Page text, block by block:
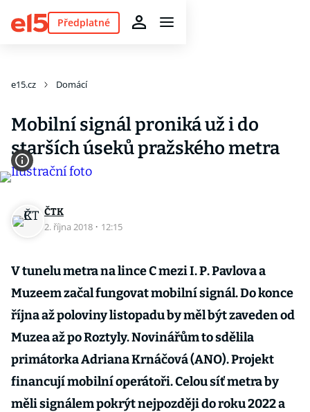
Předplatné
e15.cz Domácí
Mobilní signál proniká už i do
starších úseků pražského metra
ČTK
2. října 2018 · 12:15
V tunelu metra na lince C mezi I. P. Pavlova a
Muzeem začal fungovat mobilní signál. Do konce
října až poloviny listopadu by měl být zaveden od
Muzea až po Roztyly. Novinářům to sdělila
primátorka Adriana Krnáčová (ANO). Projekt
financují mobilní operátoři. Celou síť metra by
měli signálem pokrýt nejpozději do roku 2022 a